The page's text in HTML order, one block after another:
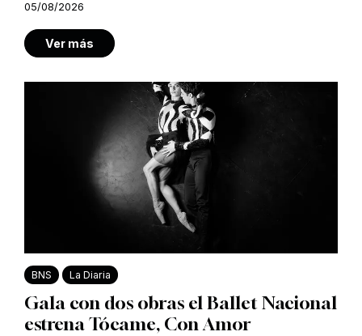
05/08/2026
Ver más
BNS La Diaria
Gala con dos obras el Ballet Nacional
estrena Tócame, Con Amor